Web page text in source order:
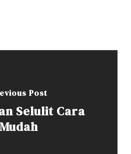
Post
Selulit Cara
Mudah